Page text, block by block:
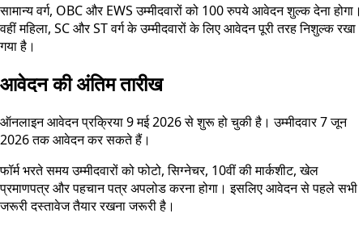
सामान्य वर्ग, OBC और EWS उम्मीदवारों को 100 रुपये आवेदन शुल्क देना होगा।
वहीं महिला, SC और ST वर्ग के उम्मीदवारों के लिए आवेदन पूरी तरह निशुल्क रखा
गया है।
आवेदन की अंतिम तारीख
ऑनलाइन आवेदन प्रक्रिया 9 मई 2026 से शुरू हो चुकी है। उम्मीदवार 7 जून
2026 तक आवेदन कर सकते हैं।
फॉर्म भरते समय उम्मीदवारों को फोटो, सिग्नेचर, 10वीं की मार्कशीट, खेल
प्रमाणपत्र और पहचान पत्र अपलोड करना होगा। इसलिए आवेदन से पहले सभी
जरूरी दस्तावेज तैयार रखना जरूरी है।